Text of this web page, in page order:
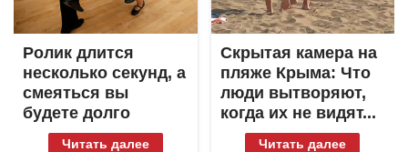
Ролик длится
несколько секунд, а
смеяться вы
будете долго
Читать далее
Скрытая камера на
пляже Крыма: Что
люди вытворяют,
когда их не видят...
Читать далее